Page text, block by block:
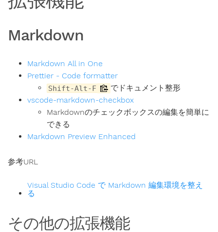
Markdown
Markdown All in One
Prettier - Code formatter
Shift-Alt-F
でドキュメント整形
vscode-markdown-checkbox
Markdownのチェックボックスの編集を簡単に
できる
Markdown Preview Enhanced
参考URL
Visual Studio Code で Markdown 編集環境を整え
る
その他の拡張機能